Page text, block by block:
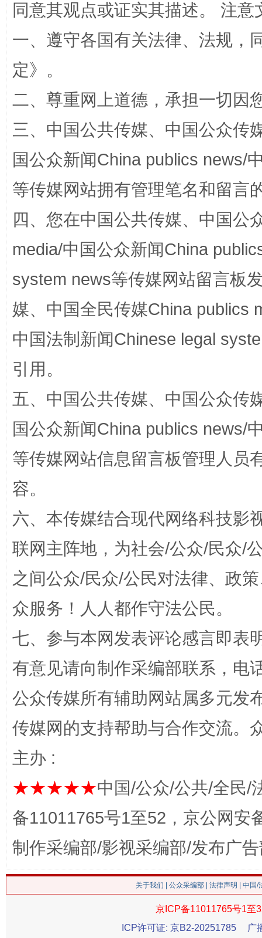
漫山遍野的桃花与雪山、麦地、白藏房 除
招工难、用工荒背后
谢
同意其观点或证实其描述。 注
一、遵守各国有关法律、法规，
定》。
二、尊重网上道德，承担一切因
三、中国公共传媒、中国公众传
国公众新闻China publics news/
等传媒网站拥有管理笔名和留言
四、您在中国公共传媒、中国公
media/中国公众新闻China
system news等传媒网站留言板
媒、中国全民传媒China publics
中国法制新闻Chinese legal
引用。
五、中国公共传媒、中国公众传
国公众新闻China publics news/
等传媒网站信息留言板管理人员
容。
六、本传媒结合现代网络科技影
联网主阵地，为社会/公众/民众/
之间公众/民众/公民对法律、政
众服务！人人都作守法公民。
七、参与本网发表评论感言即表
有意见请向制作采编部联系，电
公众传媒所有辅助网站属多元发
传媒网的支持帮助与合作交流。
主办 :
★★★★★中国/公众/公共/全民/
备11011765号1至52，京公网安
制作采编部/影视采编部/发布广
关于我们 公众采编部 法律声明 | 中国
京ICP备11011765号1至
ICP许可证: 京B2-20251785
广